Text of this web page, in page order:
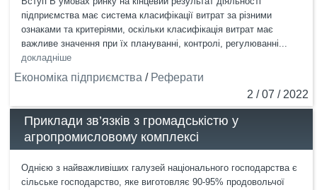
підприємства має система класифікації витрат за різними
ознаками та критеріями, оскільки класифікація витрат має
важливе значення при їх плануванні, контролі, регулюванні...
докладніше
Економіка підприємства / Реферати
2 / 07 / 2022
Приклади зв’язків з громадськістю у
агропромисловому комплексі
Однією з найважливіших галузей національного господарства є
сільське господарство, яке виготовляє 90-95% продовольчої